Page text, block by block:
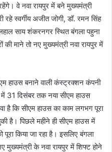
वे नवा रायपुर में बने मुख्यमंत्री
स्वर्गीय अजीत जोगी, डॉ. रमन सिंह
साय शंकरनगर स्थित बंगला पहुना
माने तो नए मुख्यमंत्री नवा रायपुर में
हाउस बनाने वाली कंस्ट्रक्शन कंपनी
31 दिसंबर तक नया सीएम हाउस
है कि सीएम हाउस का काम लगभग पूरा
है। पिछले महीने ही सीएम हाउस में
किया जा रहा है। इसलिए बंगला
के नवा रायपुर में शिफ्ट होने